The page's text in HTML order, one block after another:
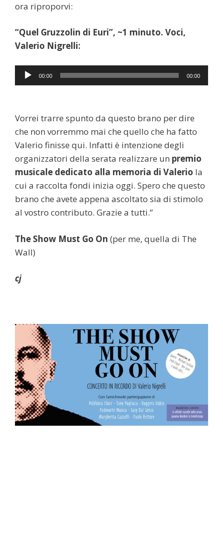
ora riproporvi:
“Quel Gruzzolin di Euri”, ~1 minuto. Voci,
Valerio Nigrelli:
Audio
Player
00:00 00:00
Vorrei trarre spunto da questo brano per dire
che non vorremmo mai che quello che ha fatto
Valerio finisse qui. Infatti è intenzione degli
organizzatori della serata realizzare un premio
musicale dedicato alla memoria di Valerio la
cui a raccolta fondi inizia oggi. Spero che questo
brano che avete appena ascoltato sia di stimolo
al vostro contributo. Grazie a tutti.”
The Show Must Go On (per me, quella di The
Wall)
cj